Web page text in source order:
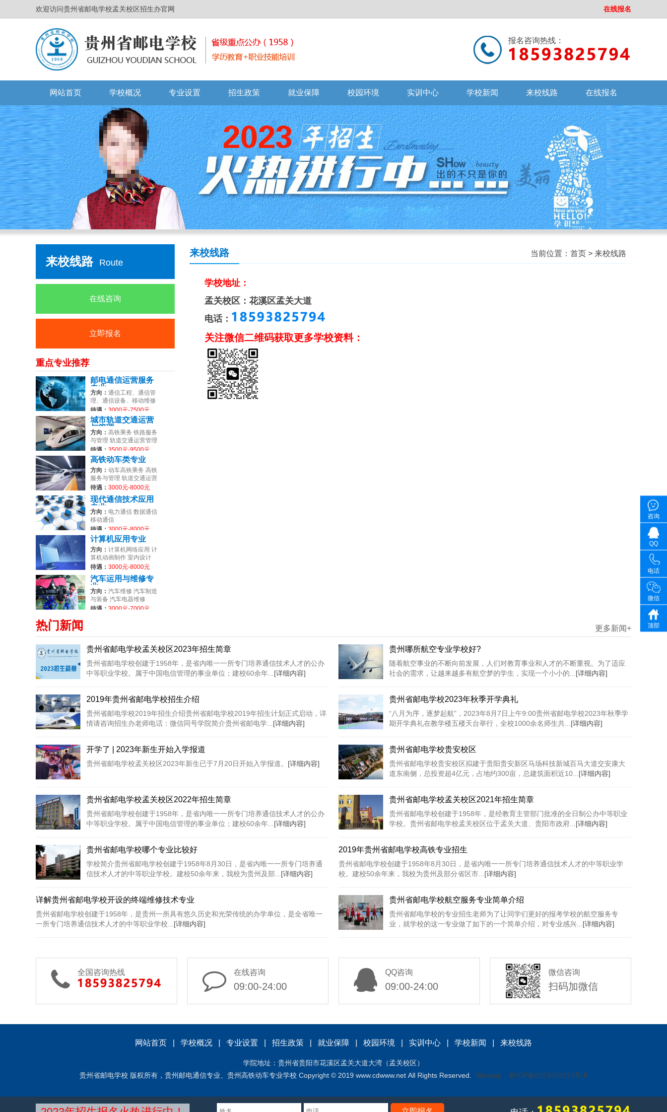
欢迎访问贵州省邮电学校孟关校区招生办官网 在线报名
报名咨询热线：
网站首页 学校概况 专业设置 招生政策 就业保障 校园环境 实训中心 学校新闻 来校线路 在线报名
来校线路 Route
在线咨询
立即报名
重点专业推荐
邮电通信运营服务
专业
方向： 通信工程、通信管
理、通信设备、移动维修
等
待遇： 3000元-7500元
城市轨道交通运营
与管理
方向： 高铁乘务 铁路服务
与管理 轨道交通运营管理
待遇： 3500元-9500元
高铁动车类专业
方向： 动车高铁乘务 高铁
服务与管理 轨道交通运营
管理
待遇： 3000元-8000元
现代通信技术应用
专业
方向： 电力通信 数据通信
移动通信
待遇： 3000元-8000元
计算机应用专业
方向： 计算机网络应用 计
算机动画制作 室内设计
待遇： 3000元-8000元
汽车运用与维修专
业
方向： 汽车维修 汽车制造
与装备 汽车电器维修
待遇： 3000元-7000元
来校线路 当前位置： 首页 > 来校线路
学校地址：
孟关校区：花溪区孟关大道
电话：
关注微信二维码获取更多学校资料：
热门新闻 更多新闻+
贵州省邮电学校孟关校区2023年招生简章
贵州省邮电学校创建于1958年，是省内唯一一所专门培养通信技术人才的公办
中等职业学校。属于中国电信管理的事业单位；建校60余年... [详细内容]
贵州哪所航空专业学校好?
随着航空事业的不断向前发展，人们对教育事业和人才的不断重视。为了适应
社会的需求，让越来越多有航空梦的学生，实现一个小小的... [详细内容]
2019年贵州省邮电学校招生介绍
贵州省邮电学校2019年招生介绍贵州省邮电学校2019年招生计划正式启动，详
情请咨询招生办老师电话：微信同号学院简介贵州省邮电学... [详细内容]
贵州省邮电学校2023年秋季开学典礼
“八月为序，逐梦起航”，2023年8月7日上午9:00贵州省邮电学校2023年秋季学
期开学典礼在教学楼五楼天台举行，全校1000余名师生共... [详细内容]
开学了 | 2023年新生开始入学报道
贵州省邮电学校孟关校区2023年新生已于7月20日开始入学报道。 [详细内容]
贵州省邮电学校贵安校区
贵州省邮电学校贵安校区拟建于贵阳贵安新区马场科技新城百马大道交安康大
道东南侧，总投资超4亿元，占地约300亩，总建筑面积近10... [详细内容]
贵州省邮电学校孟关校区2022年招生简章
贵州省邮电学校创建于1958年，是省内唯一一所专门培养通信技术人才的公办
中等职业学校。属于中国电信管理的事业单位；建校60余年... [详细内容]
贵州省邮电学校孟关校区2021年招生简章
贵州省邮电学校创建于1958年，是经教育主管部门批准的全日制公办中等职业
学校。贵州省邮电学校孟关校区位于孟关大道、贵阳市政府... [详细内容]
贵州省邮电学校哪个专业比较好
学校简介贵州省邮电学校创建于1958年8月30日，是省内唯一一所专门培养通
信技术人才的中等职业学校。建校50余年来，我校为贵州及部... [详细内容]
2019年贵州省邮电学校高铁专业招生
贵州省邮电学校创建于1958年8月30日，是省内唯一一所专门培养通信技术人才的中等职业学
校。建校50余年来，我校为贵州及部分省区市... [详细内容]
详解贵州省邮电学校开设的终端维修技术专业
贵州省邮电学校创建于1958年，是贵州一所具有悠久历史和光荣传统的办学单位，是全省唯一
一所专门培养通信技术人才的中等职业学校... [详细内容]
贵州省邮电学校航空服务专业简单介绍
贵州省邮电学校的专业招生老师为了让同学们更好的报考学校的航空服务专
业，就学校的这一专业做了如下的一个简单介绍，对专业感兴... [详细内容]
全国咨询热线 在线咨询
09:00-24:00
QQ咨询
09:00-24:00
微信咨询
扫码加微信
网站首页 学校概况 专业设置 招生政策 就业保障 校园环境 实训中心 学校新闻 来校线路
学院地址：贵州省贵阳市花溪区孟关大道大湾（孟关校区）
贵州省邮电学校 版权所有，贵州邮电通信专业、贵州高铁动车专业学校 Copyright © 2019 www.cdwww.net All Rights Reserved. Sitemap 黔ICP备2023009233号-8
咨询
QQ
电话
微信
顶部